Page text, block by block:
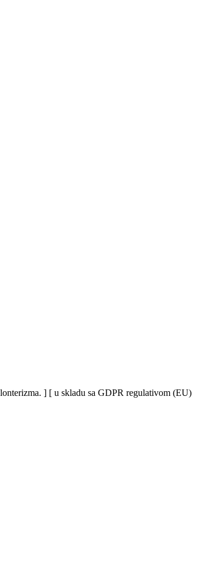
] [ u skladu sa GDPR regulativom (EU)